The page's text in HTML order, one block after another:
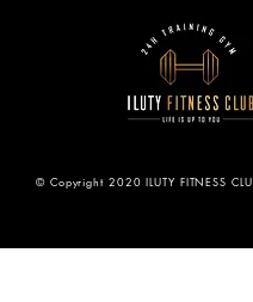
© Copyright 2020 ILUTY FITNESS